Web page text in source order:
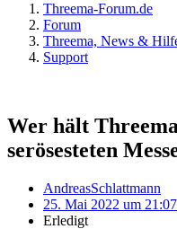
Threema-Forum.de
Forum
Threema, News &
Support
Wer hält
serösesteten
AndreasSchlattmann
25. Mai 2022 um 21:07
Erledigt